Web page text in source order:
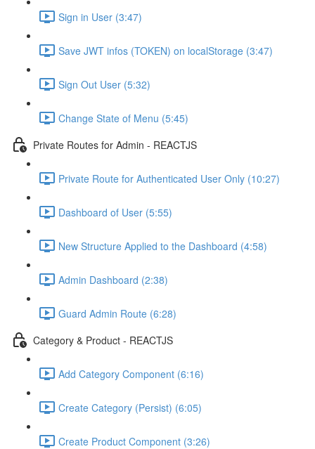
Sign in User (3:47)
Save JWT infos (TOKEN) on localStorage (3:47)
Sign Out User (5:32)
Change State of Menu (5:45)
Private Routes for Admin - REACTJS
Private Route for Authenticated User Only (10:27)
Dashboard of User (5:55)
New Structure Applied to the Dashboard (4:58)
Admin Dashboard (2:38)
Guard Admin Route (6:28)
Category & Product - REACTJS
Add Category Component (6:16)
Create Category (Persist) (6:05)
Create Product Component (3:26)